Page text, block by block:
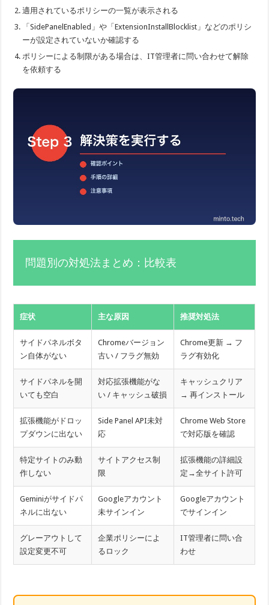
適用されているポリシーの一覧が表示される
「SidePanelEnabled」や「ExtensionInstallBlocklist」などのポリシ
ーが設定されていないか確認する
ポリシーによる制限がある場合は、IT管理者に問い合わせて解除
を依頼する
問題別の対処法まとめ：比較表
症状 主な原因 推奨対処法
サイドパネルボタ
ン自体がない
Chromeバージョン
古い / フラグ無効
Chrome更新 → フ
ラグ有効化
サイドパネルを開
いても空白
対応拡張機能がな
い / キャッシュ破損
キャッシュクリア
→ 再インストール
拡張機能がドロッ
プダウンに出ない
Side Panel API未対
応
Chrome Web Store
で対応版を確認
特定サイトのみ動
作しない
サイトアクセス制
限
拡張機能の詳細設
定→全サイト許可
Geminiがサイドパ
ネルに出ない
Googleアカウント
未サインイン
Googleアカウント
でサインイン
グレーアウトして
設定変更不可
企業ポリシーによ
るロック
IT管理者に問い合
わせ